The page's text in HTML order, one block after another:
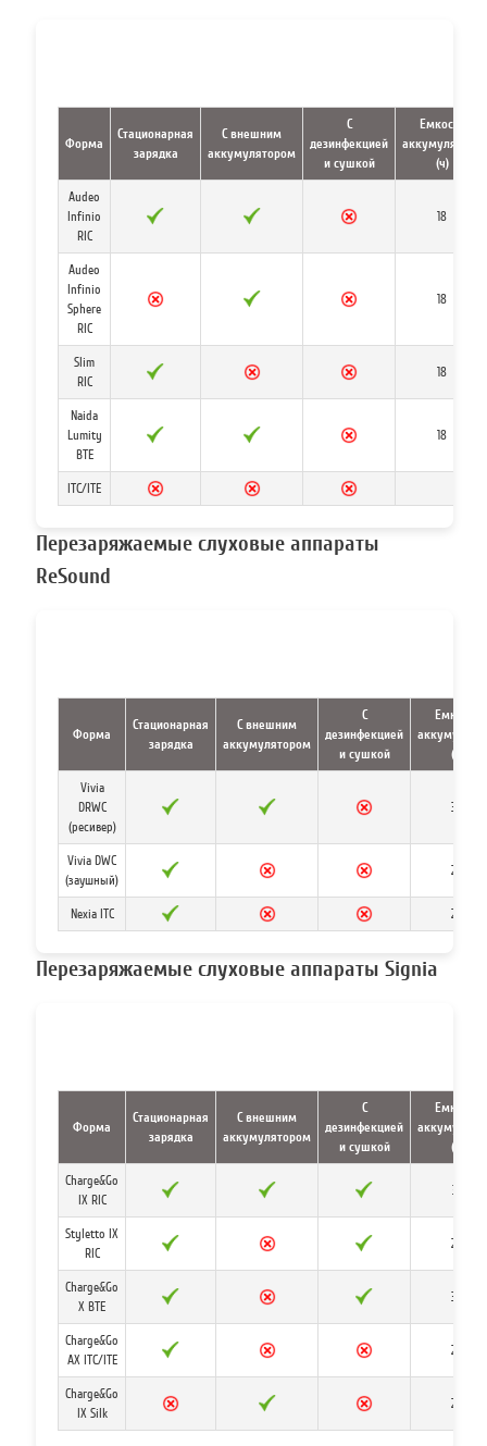
Форма
Стационарная
зарядка
С внешним
аккумулятором
С
дезинфекцией
и сушкой
Емкость
аккумулятора
(ч)
Audeo
Infinio
RIC
18
Audeo
Infinio
Sphere
RIC
18
Slim
RIC
18
Naida
Lumity
BTE
18
ITC/ITE
Перезаряжаемые слуховые аппараты
ReSound
Форма
Стационарная
зарядка
С внешним
аккумулятором
С
дезинфекцией
и сушкой
Емкость
(ч)
Vivia
DRWC
(ресивер)
30
Vivia DWC
(заушный)
24
Nexia ITC 24
Перезаряжаемые слуховые аппараты Signia
Форма
Стационарная
зарядка
С внешним
аккумулятором
С
дезинфекцией
и сушкой
Емкость
(ч)
Charge&Go
IX RIC
39
Styletto IX
RIC
20
Charge&Go
X BTE
30
Charge&Go
AX ITC/ITE
24
Charge&Go
IX Silk
28